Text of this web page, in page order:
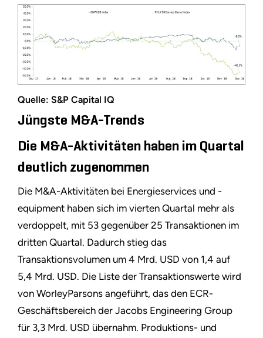
Quelle: S&P Capital IQ
Jüngste M&A-Trends
Die M&A-Aktivitäten haben im Quartal
deutlich zugenommen
Die M&A-Aktivitäten bei Energieservices und -
equipment haben sich im vierten Quartal mehr als
verdoppelt, mit 53 gegenüber 25 Transaktionen im
dritten Quartal. Dadurch stieg das
Transaktionsvolumen um 4 Mrd. USD von 1,4 auf
5,4 Mrd. USD. Die Liste der Transaktionswerte wird
von WorleyParsons angeführt, das den ECR-
Geschäftsbereich der Jacobs Engineering Group
für 3,3 Mrd. USD übernahm. Produktions- und